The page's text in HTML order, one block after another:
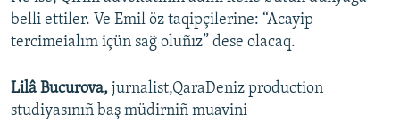
belli ettiler. Ve Emil öz taqipçilerine: “Acayip
tercimeialım içün sağ oluñız” dese olacaq.
Lilâ Bucurova, jurnalist,QaraDeniz production
studiyasınıñ baş müdirniñ muavini